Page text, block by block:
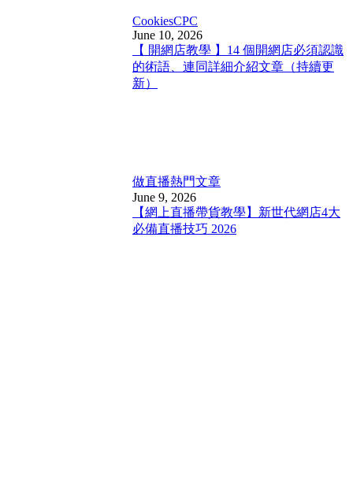
CookiesCPC
June 10, 2026
【 開網店教學 】14 個開網店必須認識
的術語、連同詳細介紹文章（持續更
新）
做直播熱門文章
June 9, 2026
【網上直播帶貨教學】新世代網店4大
必備直播技巧 2026